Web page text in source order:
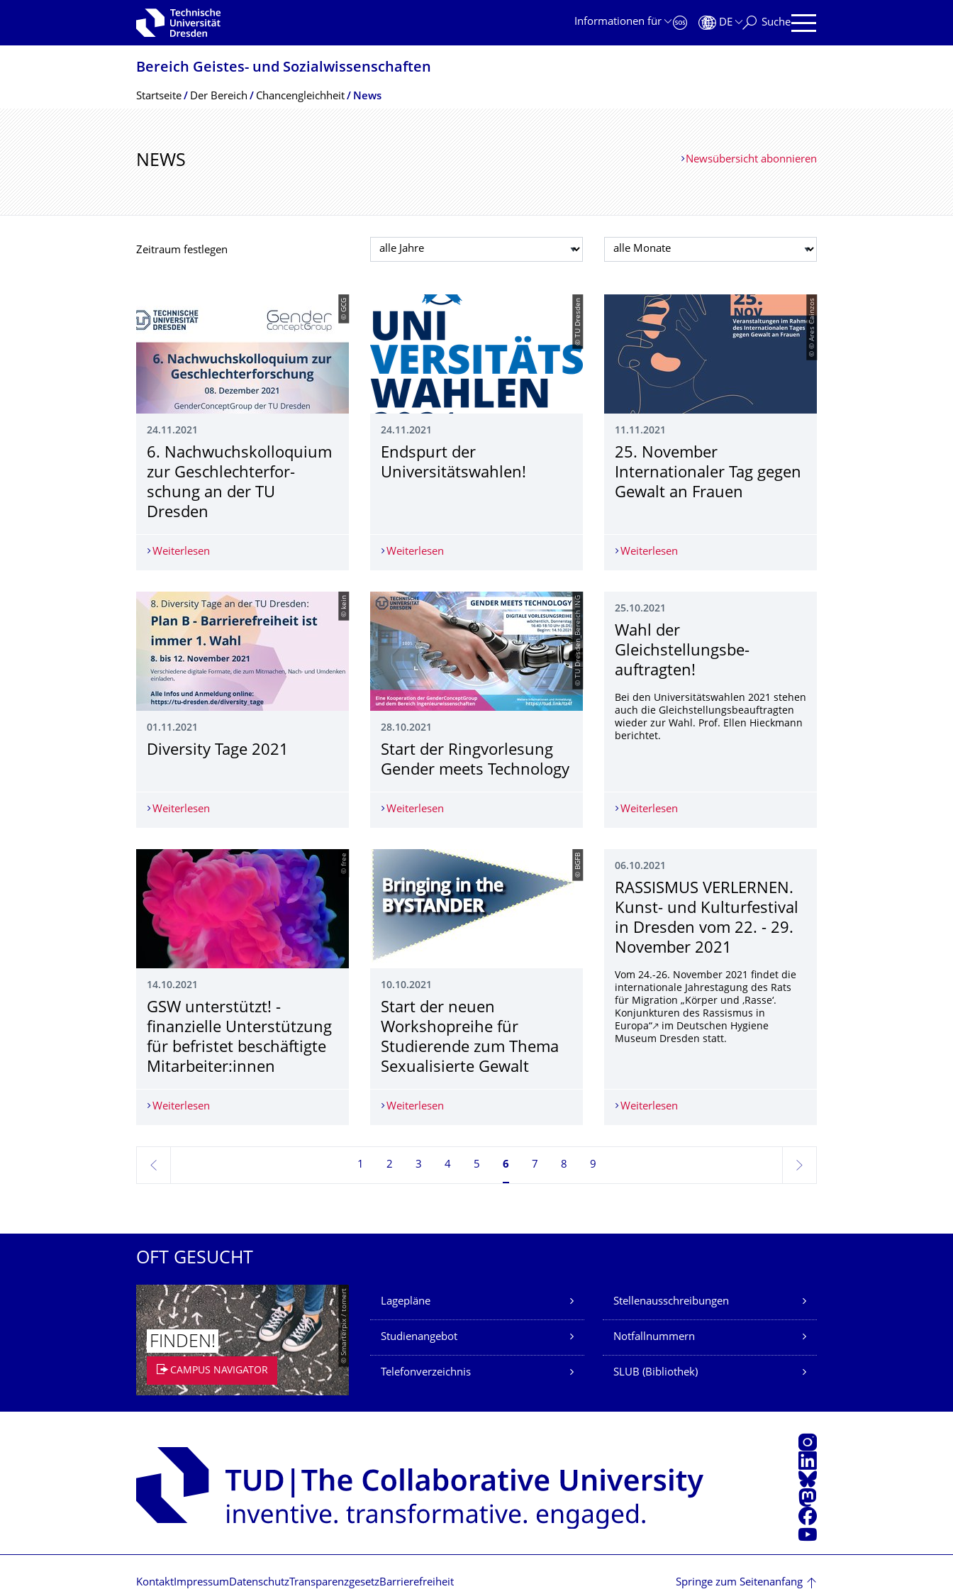
Zur Hauptnavigation springen
Informationen für
DE Suche
Bereich Geistes- und Sozialwissenschaf­ten
Breadcrumb-Menü
Startseite Der Bereich Chancengleichheit News
NEWS Newsübersicht abonnieren
Zeitraum festlegen Jahr auswählen Monat auswählen
© GCG
24.11.2021
6. Nachwuchskolloqui­um
zur Geschlechterfor­
schung an der TU
Dresden
Weiterlesen 6. Nachwuchskolloquium zur Geschlechterforschung an der TU Dresden
© TU Dresden
24.11.2021
Endspurt der
Universitätswahlen!
Weiterlesen
© © Ares Cainzos
11.11.2021
25. November
Internationaler Tag gegen
Gewalt an Frauen
Weiterlesen
© kein
01.11.2021
Diversity Tage 2021
Weiterlesen
© TU Dresden_Bereich ING
28.10.2021
Start der Ringvorlesung
Gender meets Technology
Weiterlesen Start der Ringvorlesung Gender meets Technology
25.10.2021
Wahl der
Gleichstellungsbe­
auftragten!
Bei den Universitätswahlen 2021 stehen
auch die Gleichstellungsbeauftragten
wieder zur Wahl. Prof. Ellen Hieckmann
berichtet.
Weiterlesen
© free
14.10.2021
GSW unterstützt! ­
finanzielle Unterstützung
für befristet beschäftigte
Mitarbeiter:innen
Weiterlesen GSW unterstützt! ­finanzielle Unterstützung für befristet beschäftigte Mitarbeiter:innen
© BGFB
10.10.2021
Start der neuen
Workshopreihe für
Studierende zum Thema
Sexualisierte Gewalt
Weiterlesen Start der neuen Workshopreihe für Studierende zum Thema Sexualisierte Gewalt
06.10.2021
RASSISMUS VERLERNEN.
Kunst- und Kulturfestival
in Dresden vom 22. - 29.
November 2021
Vom 24.-26. November 2021 findet die
internationale Jahrestagung des Rats
für Migration „Körper und ‚Rasse‘.
Konjunkturen des Rassismus in
Europa“🡕 im Deutschen Hygiene
Museum Dresden statt.
Weiterlesen
zurück
1 2 3 4 5 Seite 6, aktuell ausgewählt
6 7 8 9
weiter
OFT GESUCHT
© Smarterpix / tomert
FINDEN!
CAMPUS NAVIGATOR
Unsere Dienste
Lagepläne Stellenausschreibungen
Studienangebot Notfallnummern
Telefonverzeichnis SLUB (Bibliothek)
Instagram
LinkedIn
Bluesky
Mastodon
Facebook
Youtube
KontaktImpressumDatenschutz TransparenzgesetzBarrierefreiheit Springe zum Seitenanfang